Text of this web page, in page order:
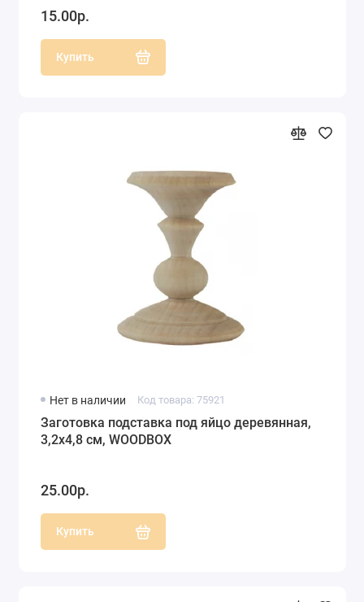
15.00р.
Купить
Нет в наличии Код товара: 75921
Заготовка подставка под яйцо деревянная,
3,2х4,8 см, WOODBOX
25.00р.
Купить